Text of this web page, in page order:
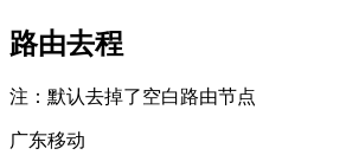
路由去程
注：默认去掉了空白路由节点
广东移动